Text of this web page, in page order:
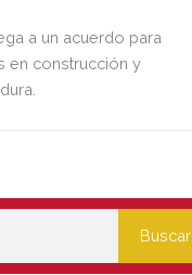
a un acuerdo para
en construcción y
Buscar